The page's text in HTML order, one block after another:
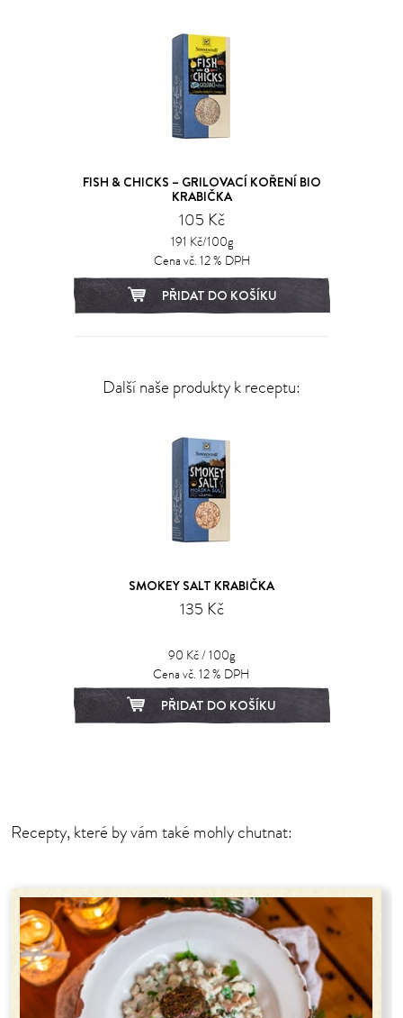
FISH & CHICKS – GRILOVACÍ KOŘENÍ BIO
KRABIČKA
105 Kč
191 Kč/100g
Cena vč. 12 % DPH
PŘIDAT DO KOŠÍKU
Další naše produkty k receptu:
SMOKEY SALT KRABIČKA
135 Kč
90 Kč / 100g
Cena vč. 12 % DPH
PŘIDAT DO KOŠÍKU
Recepty, které by vám také mohly chutnat: